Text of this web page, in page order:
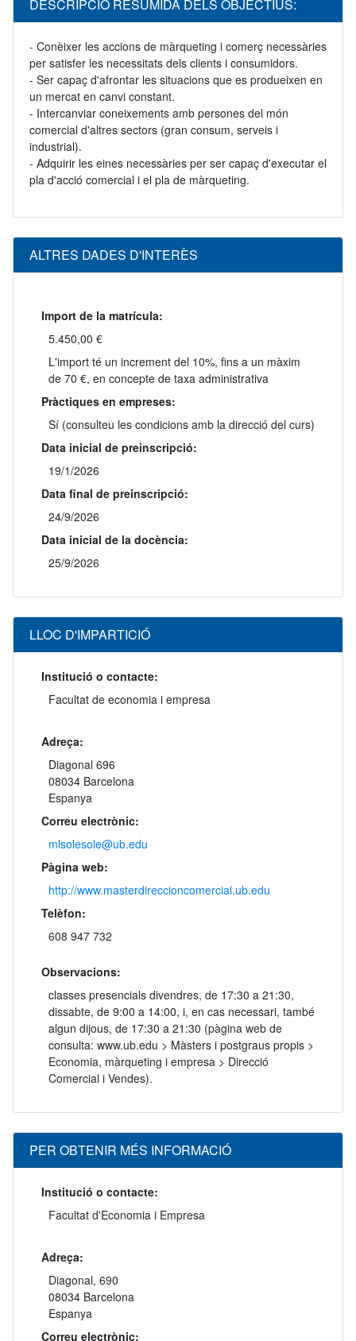
DESCRIPCIÓ RESUMIDA DELS OBJECTIUS:
- Conèixer les accions de màrqueting i comerç necessàries
per satisfer les necessitats dels clients i consumidors.
- Ser capaç d'afrontar les situacions que es produeixen en
un mercat en canvi constant.
- Intercanviar coneixements amb persones del món
comercial d'altres sectors (gran consum, serveis i
industrial).
- Adquirir les eines necessàries per ser capaç d'executar el
pla d'acció comercial i el pla de màrqueting.
ALTRES DADES D'INTERÈS
Import de la matrícula:
5.450,00 €
L'import té un increment del 10%, fins a un màxim
de 70 €, en concepte de taxa administrativa
Pràctiques en empreses:
Sí (consulteu les condicions amb la direcció del curs)
Data inicial de preinscripció:
19/1/2026
Data final de preinscripció:
24/9/2026
Data inicial de la docència:
25/9/2026
LLOC D'IMPARTICIÓ
Institució o contacte:
Facultat de economia i empresa
Adreça:
Diagonal 696
08034 Barcelona
Espanya
Correu electrònic:
mlsolesole@ub.edu
Pàgina web:
http://www.masterdireccioncomercial.ub.edu
Telèfon:
608 947 732
Observacions:
classes presencials divendres, de 17:30 a 21:30,
dissabte, de 9:00 a 14:00, i, en cas necessari, també
algun dijous, de 17:30 a 21:30 (pàgina web de
consulta: www.ub.edu > Màsters i postgraus propis >
Economia, màrqueting i empresa > Direcció
Comercial i Vendes).
PER OBTENIR MÉS INFORMACIÓ
Institució o contacte:
Facultat d'Economia i Empresa
Adreça:
Diagonal, 690
08034 Barcelona
Espanya
Correu electrònic: